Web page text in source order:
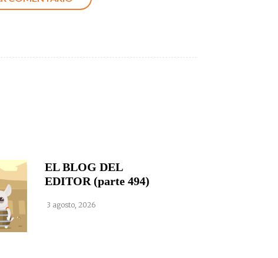
EL BLOG DEL
EDITOR (parte 494)
3 agosto, 2026